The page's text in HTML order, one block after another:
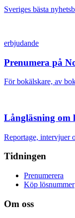
Sveriges bästa
erbjudande
Prenumera på
För bokälskare, av
Långläsning om
Reportage, intervjuer
Tidningen
Prenumerera
Köp lösnummer
Om oss